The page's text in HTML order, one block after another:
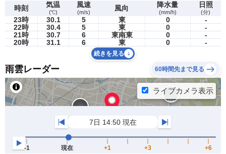
時刻 気温
(℃)
風速
(m/s) 風向 降水量
(mm/h)
日照
(分)
23時 30.1 5 東 0
-
22時
30.4 5 東 0
-
21時
30.7 6 東南東 0
-
20時
31.1 6 東 0 -
続きを見る
雨雲レーダー 60時間先まで見る